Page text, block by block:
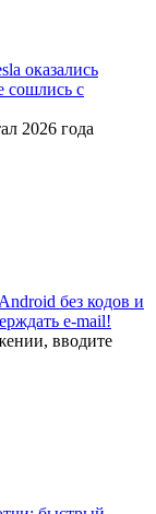
оказались
сошлись с
2026 года
без кодов и
e-mail!
вводите